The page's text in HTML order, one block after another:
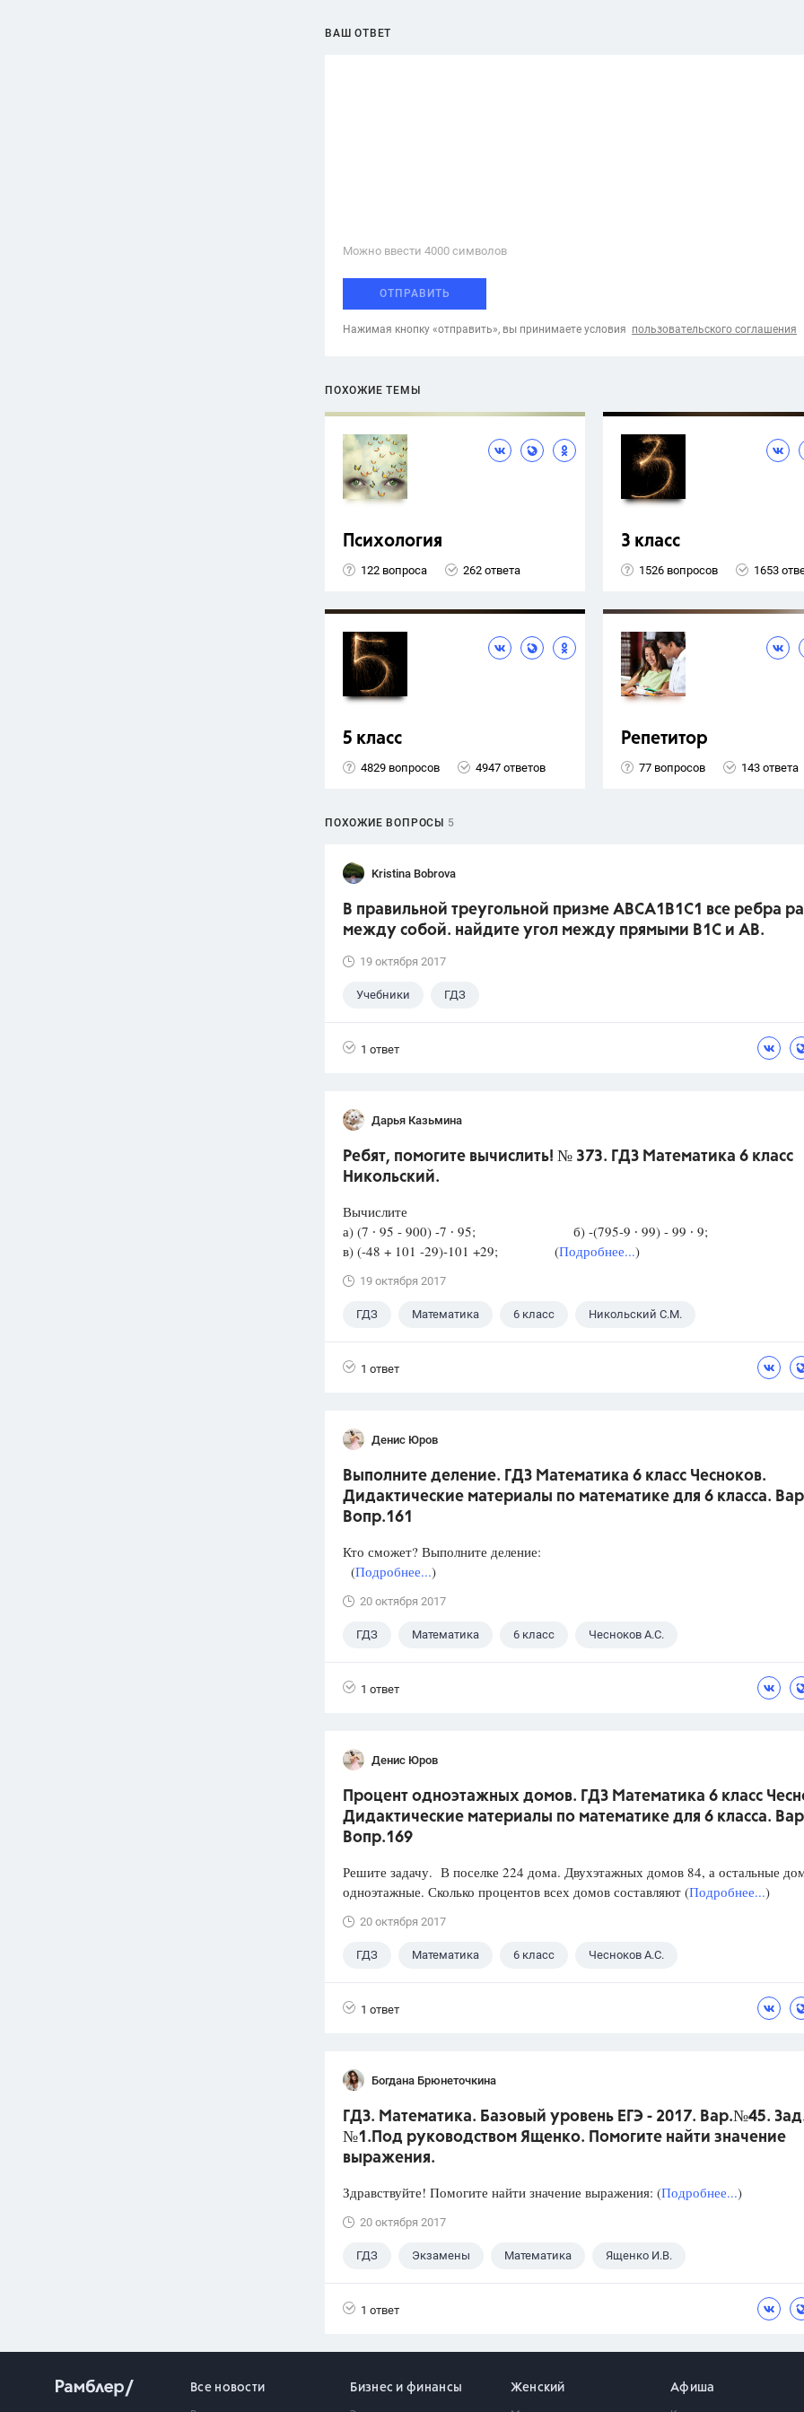
ВАШ ОТВЕТ
Можно ввести 4000 cимволов
ОТПРАВИТЬ
Нажимая кнопку «отправить», вы принимаете условия пользовательского соглашения
ПОХОЖИЕ ТЕМЫ
Психология
122 вопроса 262 ответа
3 класс
1526 вопросов 1653
5 класс
4829 вопросов 4947 ответов
Репетитор
77 вопросов 143 ответа
ПОХОЖИЕ ВОПРОСЫ 5
Kristina Bobrova
В правильной треугольной призме АВСA1В1С1 все ребра
между собой. найдите угол между прямыми В1С и АВ.
19 октября 2017
Учебники ГДЗ
1 ответ
Дарья Казьмина
Ребят, помогите вычислить! № 373. ГДЗ Математика 6 класс
Никольский.
Вычислите
а) (7 ∙ 95 - 900) -7 ∙ 95; б) -(795-9 ∙ 99) - 99 ∙ 9;
в) (-48 + 101 -29)-101 +29; (Подробнее...)
19 октября 2017
ГДЗ Математика 6 класс Никольский С.М.
1 ответ
Денис Юров
Выполните деление. ГДЗ Математика 6 класс Чесноков.
Дидактические материалы по математике для 6 класса.
Вопр.161
Кто сможет? Выполните деление:
(Подробнее...)
20 октября 2017
ГДЗ Математика 6 класс Чесноков А.С.
1 ответ
Денис Юров
Процент одноэтажных домов. ГДЗ Математика 6 класс
Дидактические материалы по математике для 6 класса.
Вопр.169
Решите задачу. В поселке 224 дома. Двухэтажных домов 84, а остальные
одноэтажные. Сколько процентов всех домов составляют (Подробнее...)
20 октября 2017
ГДЗ Математика 6 класс Чесноков А.С.
1 ответ
Богдана Брюнеточкина
ГДЗ. Математика. Базовый уровень ЕГЭ - 2017. Вар.№45.
№1.Под руководством Ященко. Помогите найти значение
выражения.
Здравствуйте! Помогите найти значение выражения: (Подробнее...)
20 октября 2017
ГДЗ Экзамены Математика Ященко И.В.
1 ответ
Все новости Бизнес и финансы Женский Афиша